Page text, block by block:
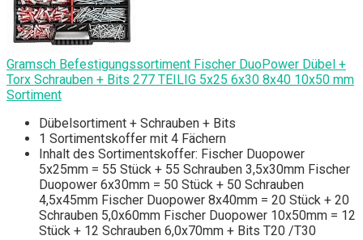
Gramsch Befestigungssortiment Fischer DuoPower Dübel +
Torx Schrauben + Bits 277 TEILIG 5x25 6x30 8x40 10x50 mm
Sortiment
Dübelsortiment + Schrauben + Bits
1 Sortimentskoffer mit 4 Fächern
Inhalt des Sortimentskoffer: Fischer Duopower
5x25mm = 55 Stück + 55 Schrauben 3,5x30mm Fischer
Duopower 6x30mm = 50 Stück + 50 Schrauben
4,5x45mm Fischer Duopower 8x40mm = 20 Stück + 20
Schrauben 5,0x60mm Fischer Duopower 10x50mm = 12
Stück + 12 Schrauben 6,0x70mm + Bits T20 /T30